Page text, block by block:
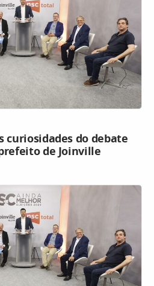
curiosidades do debate
de Joinville